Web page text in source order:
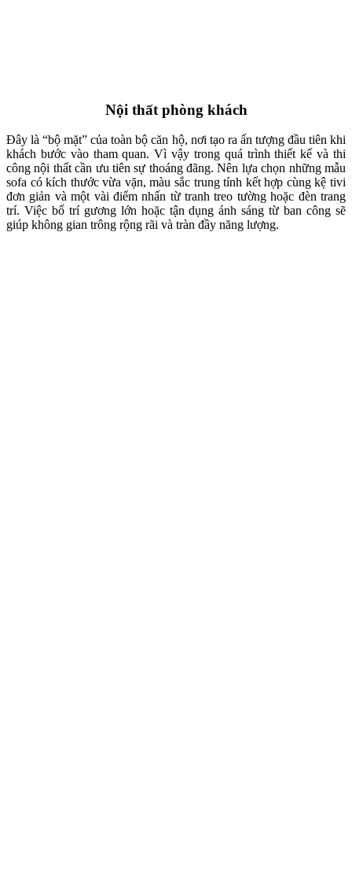
Nội thất phòng khách
Đây là “bộ mặt” của toàn bộ căn hộ, nơi tạo ra ấn tượng đầu tiên khi
khách bước vào tham quan. Vì vậy trong quá trình thiết kế và thi
công nội thất cần ưu tiên sự thoáng đãng. Nên lựa chọn những mẫu
sofa có kích thước vừa vặn, màu sắc trung tính kết hợp cùng kệ tivi
đơn giản và một vài điểm nhấn từ tranh treo tường hoặc đèn trang
trí. Việc bố trí gương lớn hoặc tận dụng ánh sáng từ ban công sẽ
giúp không gian trông rộng rãi và tràn đầy năng lượng.